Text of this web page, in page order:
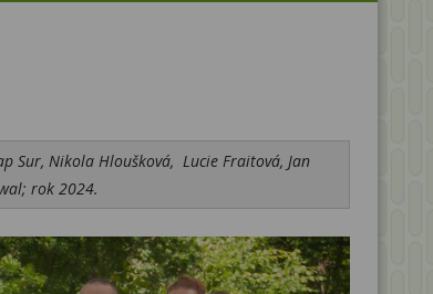
Sur, Nikola Hloušková, Lucie Fraitová, Jan
rok 2024.